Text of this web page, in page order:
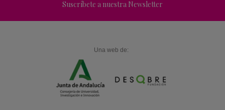
Suscríbete a nuestra Newsletter
Una web de: